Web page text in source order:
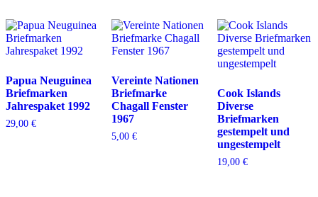
Papua Neuguinea
Briefmarken
Jahrespaket 1992
29,00 €
Vereinte Nationen
Briefmarke
Chagall Fenster
1967
5,00€
Cook Islands
Diverse
Briefmarken
gestempelt und
ungestempelt
19,00€